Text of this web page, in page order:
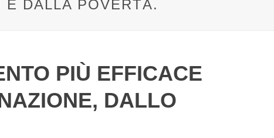
E DALLA POVERTÀ.
PIÙ EFFICACE
DALLO